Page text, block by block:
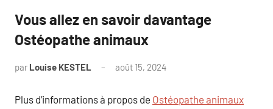
Vous allez en savoir davantage
Ostéopathe animaux
par Louise KESTEL août 15, 2024
Plus d’informations à propos de Ostéopathe animaux